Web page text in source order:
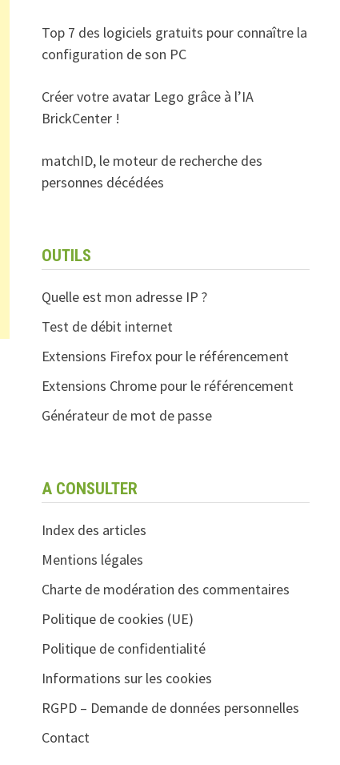
Top 7 des logiciels gratuits pour connaître la
configuration de son PC
Créer votre avatar Lego grâce à l’IA
BrickCenter !
matchID, le moteur de recherche des
personnes décédées
OUTILS
Quelle est mon adresse IP ?
Test de débit internet
Extensions Firefox pour le référencement
Extensions Chrome pour le référencement
Générateur de mot de passe
A CONSULTER
Index des articles
Mentions légales
Charte de modération des commentaires
Politique de cookies (UE)
Politique de confidentialité
Informations sur les cookies
RGPD – Demande de données personnelles
Contact